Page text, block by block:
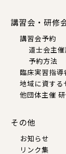
講習会・研修
講習会予約
道士会主
予約方法
臨床実習指導
地域に資する
他団体主催
その他
お知らせ
リンク集